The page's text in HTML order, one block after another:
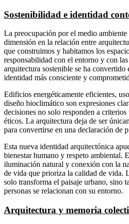
Sostenibilidad e identidad
La preocupación por el medio
dimensión en la relación entre
que construimos y habitamos los
responsabilidad con el entorno y con
arquitectura sostenible se ha convertido
identidad más consciente y
Edificios energéticamente eficientes,
diseño bioclimático son expresiones
decisiones no solo responden a
éticos. La arquitectura deja de ser
para convertirse en una declaración de
Esta nueva identidad arquitectónica
bienestar humano y respeto ambiental.
iluminación natural y conexión con la
de vida que prioriza la calidad de vida.
solo transforma el paisaje urbano, sino
personas se relacionan con su entorno.
Arquitectura y memoria